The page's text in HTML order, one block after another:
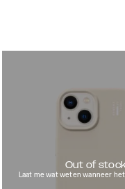
Out of
Laat me wat weten wanneer